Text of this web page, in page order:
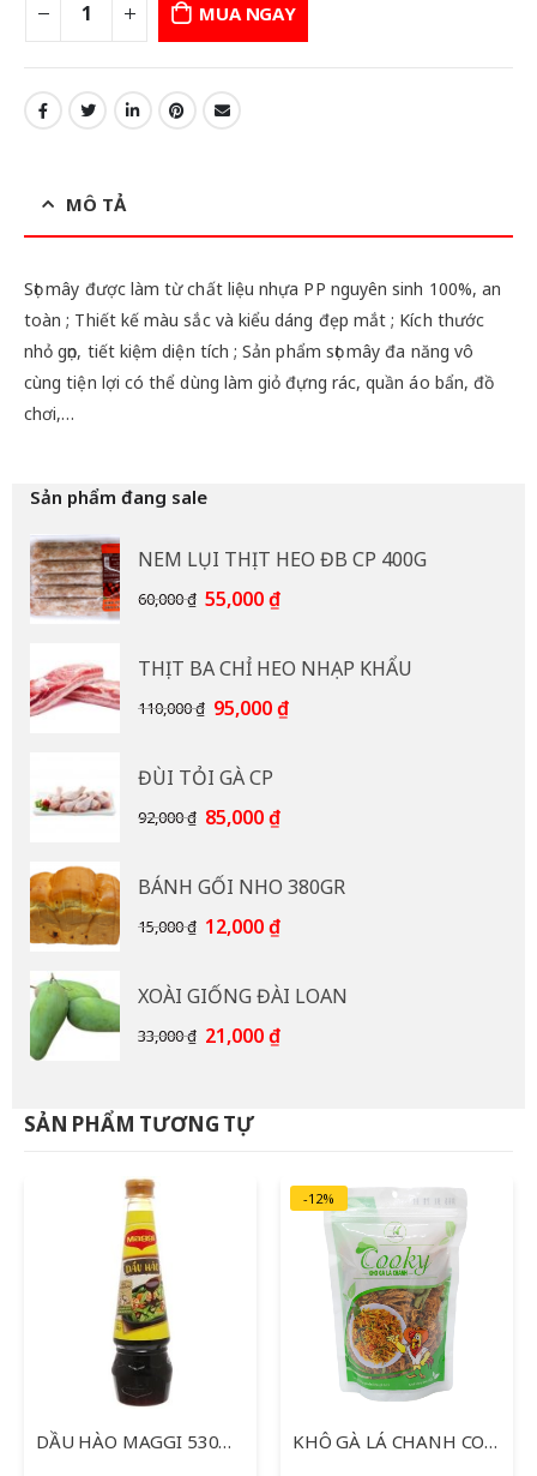
MUA NGAY
MÔ TẢ
Sọt mây được làm từ chất liệu nhựa PP nguyên sinh 100%, an
toàn ; Thiết kế màu sắc và kiểu dáng đẹp mắt ; Kích thước
nhỏ gọn, tiết kiệm diện tích ; Sản phẩm sọt mây đa năng vô
cùng tiện lợi có thể dùng làm giỏ đựng rác, quần áo bẩn, đồ
chơi,…
Sản phẩm đang sale
NEM LỤI THỊT HEO ĐB CP 400G
60,000₫ Giá
60,000 ₫.
55,000₫Giá
là:
55,000 ₫.
THỊT BA CHỈ HEO NHẠP KHẨU
110,000₫ Giá
110,000 ₫.
95,000₫Giá
ĐÙI TỎI GÀ CP
92,000₫ Giá
92,000 ₫.
85,000₫Giá
là:
85,000 ₫.
BÁNH GỐI NHO 380GR
15,000₫ Giá
15,000 ₫.
12,000₫Giá
là:
12,000 ₫.
XOÀI GIỐNG ĐÀI LOAN
33,000₫ Giá
33,000 ₫.
21,000₫Giá
SẢN PHẨM TƯƠNG TỰ
DẦU HÀO MAGGI 530ML
-12%
KHÔ GÀ LÁ CHANH COOKY 150G